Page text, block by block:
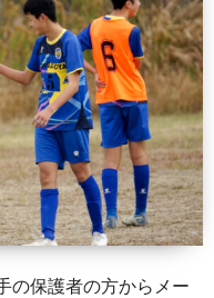
の保護者の方からメー